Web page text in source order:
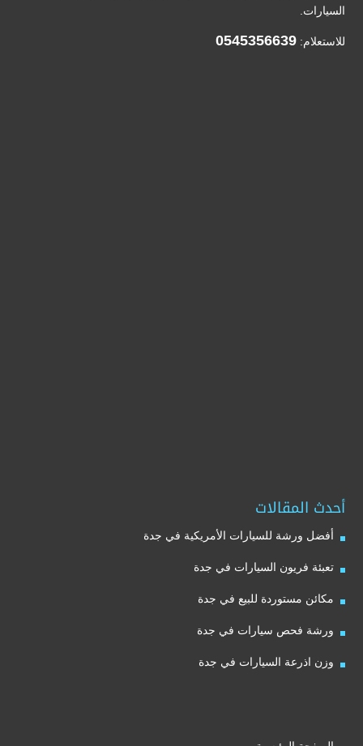
السيارات.
للاستعلام: 0545356639
أحدث المقالات
أفضل ورشة للسيارات الأمريكية في جدة
تعبئة فريون السيارات في جدة
مكائن مستوردة للبيع في جدة
ورشة فحص سيارات في جدة
وزن اذرعة السيارات في جدة